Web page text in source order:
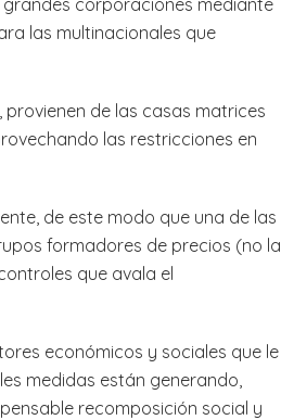
las multinacionales que
de las casas matrices
las restricciones en
de este modo que una de las
formadores de precios (no la
que avala el
económicos y sociales que le
medidas están generando,
recomposición social y